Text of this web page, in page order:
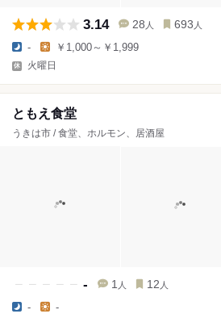
3.14 28 人 693 人
- ￥1,000～￥1,999
火曜日
ともえ食堂
うきは市 / 食堂、ホルモン、居酒屋
- 1 人 12 人
- -